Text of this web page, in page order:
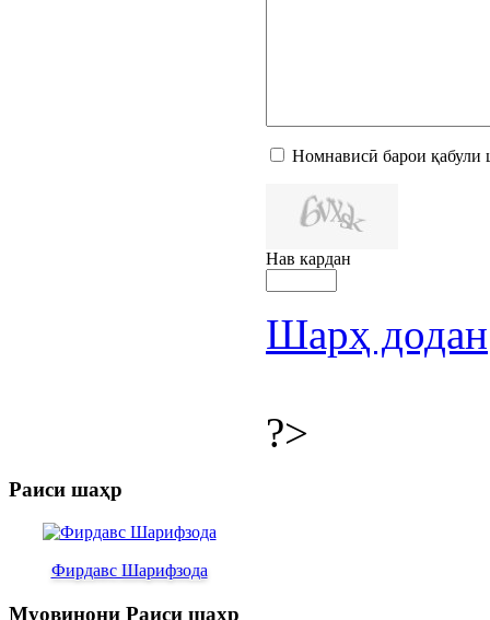
Номнависӣ барои қабули
Нав кардан
Шарҳ додан
?>
Раиси шаҳр
Фирдавс Шарифзода
Муовинони Раиси шаҳр